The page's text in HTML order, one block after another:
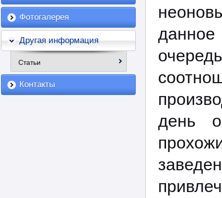
Фотогалерея
Другая информация
Статьи
Контакты
день